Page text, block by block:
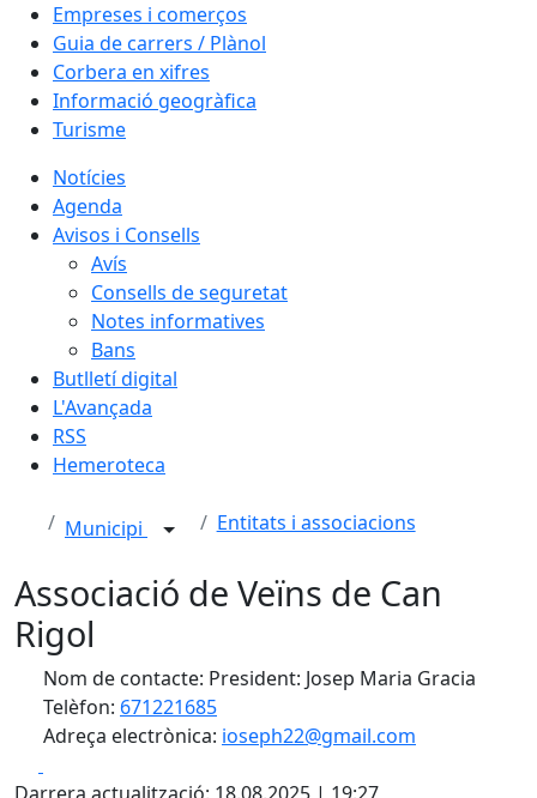
Empreses i comerços
Guia de carrers / Plànol
Corbera en xifres
Informació geogràfica
Turisme
Notícies
Agenda
Avisos i Consells
Avís
Consells de seguretat
Notes informatives
Bans
Butlletí digital
L'Avançada
RSS
Hemeroteca
Municipi Entitats i associacions
Associació de Veïns de Can
Rigol
Nom de contacte: President: Josep Maria Gracia
Telèfon: 671221685
Adreça electrònica: ioseph22@gmail.com